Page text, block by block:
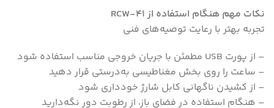
نکات مهم هنگام استفاده از RCW-41
تجربه بهتر با رعایت توصیه‌های فنی
– از پورت USB مطمئن با جریان خروجی مناسب استفاده شود
– ساعت را روی بخش مغناطیسی به‌درستی قرار دهید
– از کشیدن ناگهانی کابل شارژ خودداری شود
– هنگام استفاده در فضای باز، از رطوبت دور نگه‌دارید